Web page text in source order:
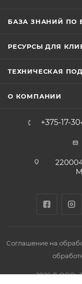
БАЗА ЗНАНИЙ ПО
РЕСУРСЫ ДЛЯ
ТЕХНИЧЕСКАЯ
О КОМПАНИИ
+375-17-
Соглашение на
2026 © ООО